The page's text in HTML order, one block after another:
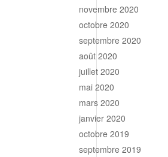
novembre 2020
octobre 2020
septembre 2020
août 2020
juillet 2020
mai 2020
mars 2020
janvier 2020
octobre 2019
septembre 2019